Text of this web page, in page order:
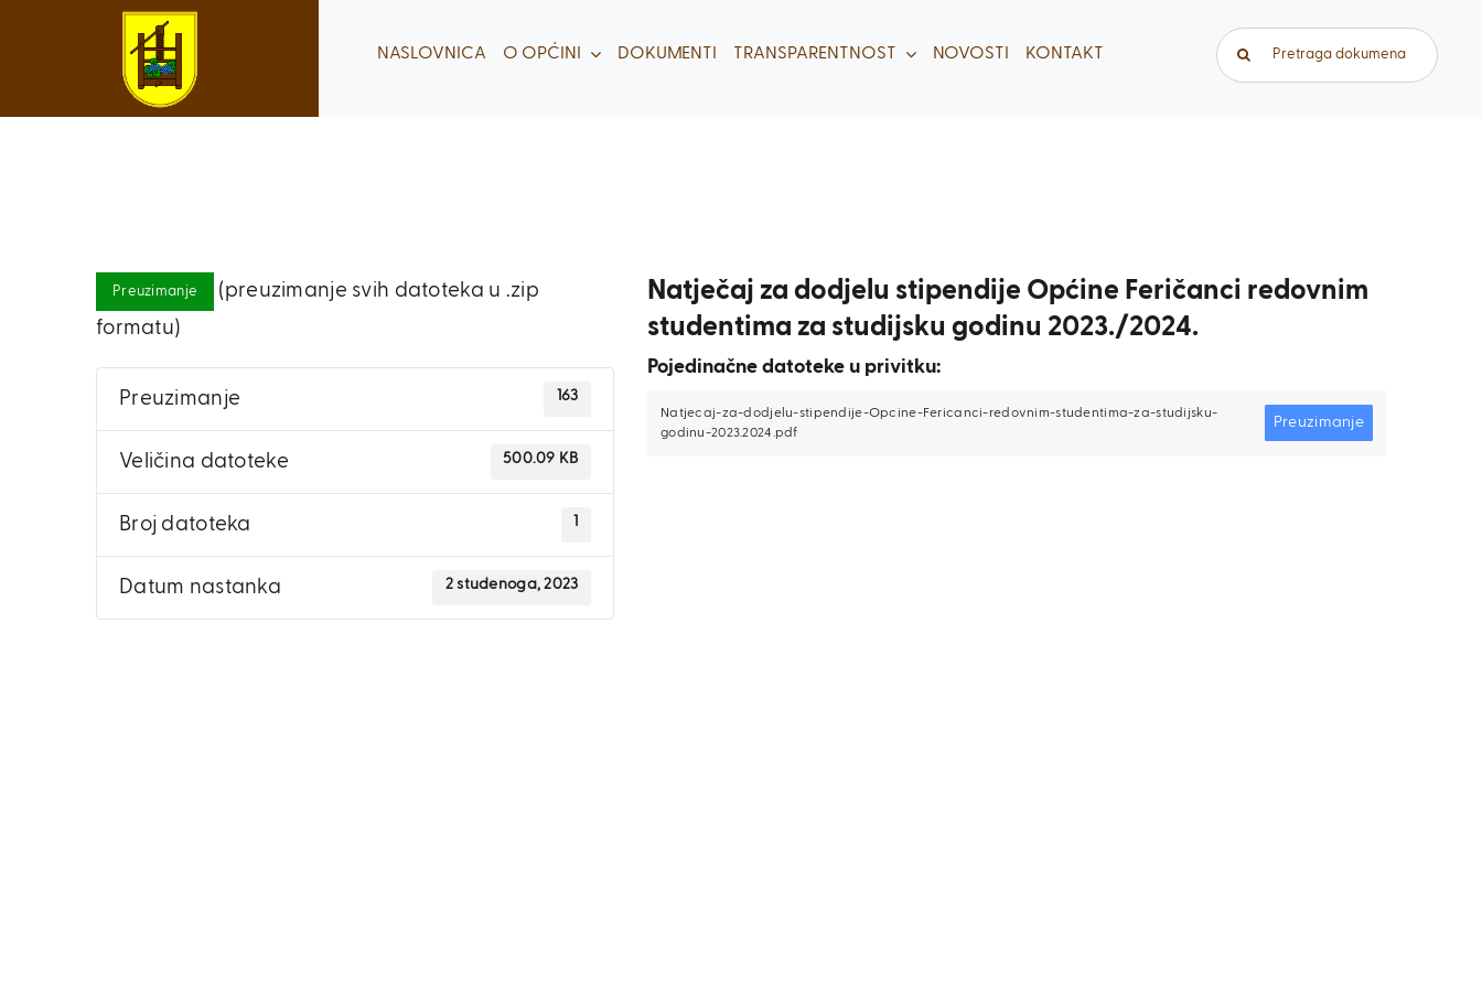
NASLOVNICA O OPĆINI DOKUMENTI TRANSPARENTNOST NOVOSTI KONTAKT Traži...
Preuzimanje
(preuzimanje svih datoteka u .zip
formatu)
Preuzimanje 163
Veličina datoteke 500.09 KB
Broj datoteka 1
Datum nastanka 2 studenoga, 2023
Natječaj za dodjelu stipendije Općine Feričanci redovnim
studentima za studijsku godinu 2023./2024.
Pojedinačne datoteke u privitku:
Natjecaj-za-dodjelu-stipendije-Opcine-Fericanci-redovnim-studentima-za-studijsku-
godinu-2023.2024.pdf
Preuzimanje